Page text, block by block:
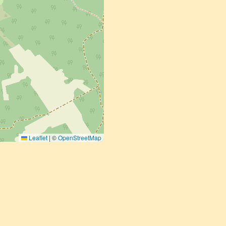
Leaflet | ©OpenStreetMap